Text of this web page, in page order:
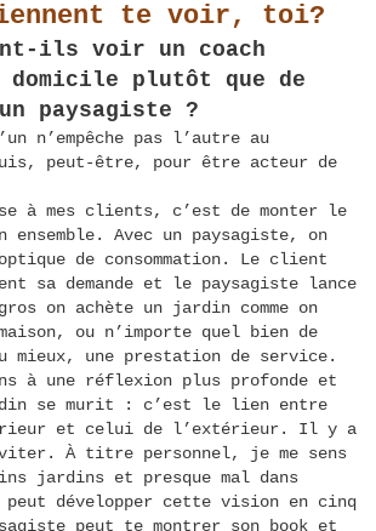
te voir, toi?
ils voir un coach
domicile plutôt que de
paysagiste ?
n’empêche pas l’autre au
peut-être, pour être acteur de
à mes clients, c’est de monter le
Avec un paysagiste, on
de consommation. Le client
sa demande et le paysagiste lance
on achète un jardin comme on
ou n’importe quel bien de
mieux, une prestation de service.
à une réflexion plus profonde et
se murit : c’est le lien entre
et celui de l’extérieur. Il y a
À titre personnel, je me sens
jardins et presque mal dans
peut développer cette vision en cinq
peut te montrer son book et